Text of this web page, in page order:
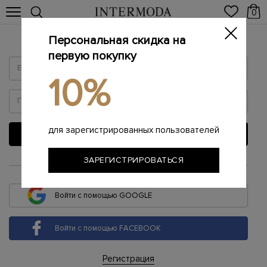
0
Войти
ВОЙТИ
или
Войти с помощью GOOGLE
Войти с помощью FACEBOOK
Регистрация
Персональная скидка на
первую покупку
10%
для зарегистрированных пользователей
ЗАРЕГИСТРИРОВАТЬСЯ